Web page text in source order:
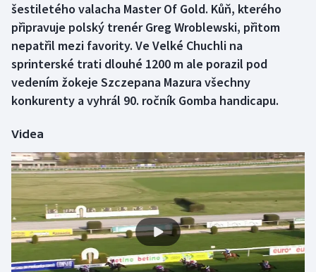
Box
Curling
Dostihy
Golf
Gymnastika
Házená
šestiletého valacha Master Of Gold. Kůň, kterého
připravuje polský trenér Greg Wroblewski, přitom
nepatřil mezi favority. Ve Velké Chuchli na
sprinterské trati dlouhé 1200 m ale porazil pod
vedením žokeje Szczepana Mazura všechny
konkurenty a vyhrál 90. ročník Gomba handicapu.
Videa